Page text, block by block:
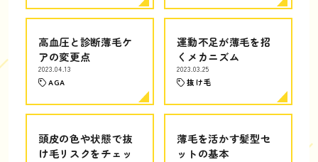
高血圧と診断薄毛ケ
アの変更点
2023.04.13
AGA
運動不足が薄毛を招
くメカニズム
2023.03.25
抜け毛
頭皮の色や状態で抜
け毛リスクをチェッ
薄毛を活かす髪型セ
ットの基本